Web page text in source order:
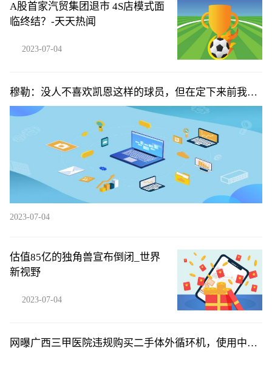
A股首家汽贸集团退市 4S店模式面
临终结？-天天热闻
2023-07-04
穆勒：没人不喜欢凯恩这样的球员，但在定下来前我不
应该谈论他_天天热推荐
2023-07-04
估值85亿的独角兽宣布倒闭_世界
新视野
2023-07-04
网曝广西三甲医院违规购买二手体外循环机，使用中曾